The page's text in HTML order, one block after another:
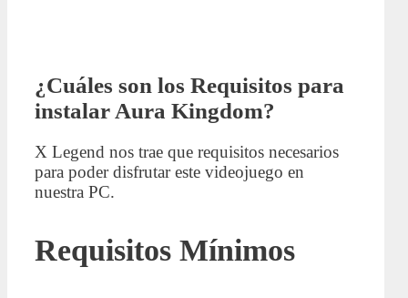
¿Cuáles son los Requisitos para
instalar Aura Kingdom?
X Legend nos trae que requisitos necesarios
para poder disfrutar este videojuego en
nuestra PC.
Requisitos Mínimos